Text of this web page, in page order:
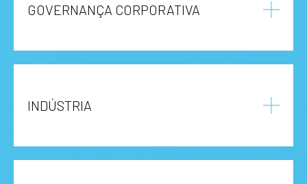
GOVERNANÇA CORPORATIVA
INDÚSTRIA